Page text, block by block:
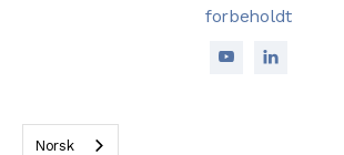
forbeholdt
 
Norsk